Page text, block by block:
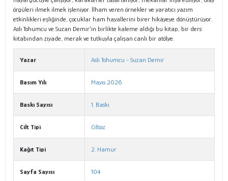
örgüleri ilmek ilmek işleniyor. İlham veren örnekler ve yaratıcı yazım
etkinlikleri eşliğinde, çocuklar ham hayallerini birer hikâyeye dönüştürüyor.
Aslı Tohumcu ve Suzan Demir’in birlikte kaleme aldığı bu kitap, bir ders
kitabından ziyade, merak ve tutkuyla çalışan canlı bir atölye.
Yazar Aslı Tohumcu - Suzan Demir
Basım Yılı Mayıs 2026
Baskı Sayısı 1. Baskı
Cilt Tipi Ciltsiz
Kağıt Tipi 2. Hamur
Sayfa Sayısı 104